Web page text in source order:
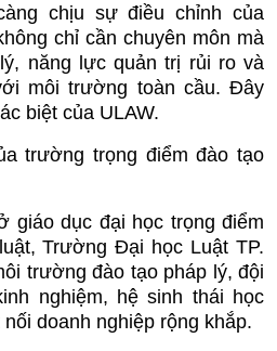
chịu sự điều chỉnh của
chỉ cần chuyên môn mà
năng lực quản trị rủi ro và
môi trường toàn cầu. Đây
biệt của ULAW.
trường trọng điểm đào tạo
giáo dục đại học trọng điểm
Trường Đại học Luật TP.
trường đào tạo pháp lý, đội
nghiệm, hệ sinh thái học
doanh nghiệp rộng khắp.